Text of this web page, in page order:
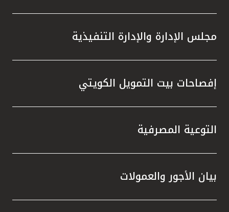
مجلس الإدارة والإدارة التنفيذية
إفصاحات بيت التمويل الكويتي
التوعية المصرفية
بيان الأجور والعمولات